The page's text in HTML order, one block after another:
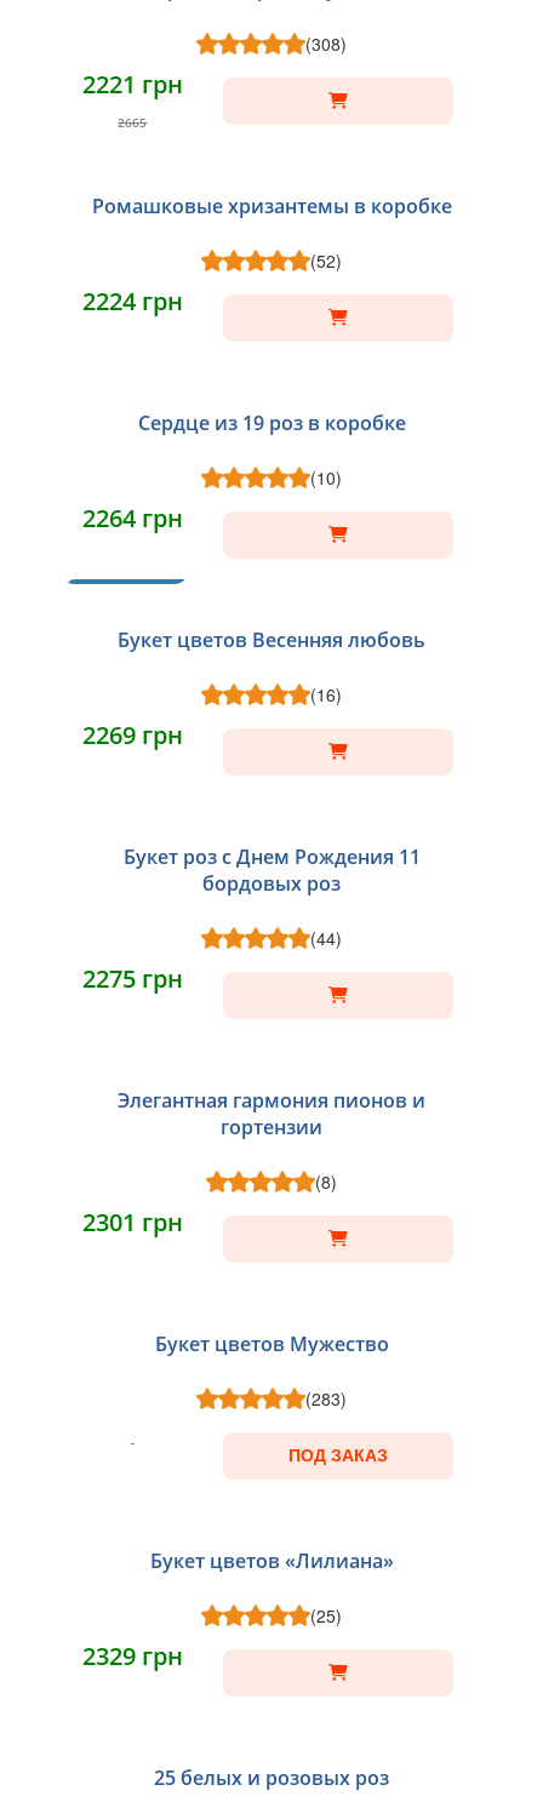
(308)
2221 грн
2665
Ромашковые хризантемы в коробке
(52)
2224 грн
Сердце из 19 роз в коробке
(10)
2264 грн
Букет цветов Весенняя любовь
(16)
2269 грн
Букет роз с Днем Рождения 11
бордовых роз
(44)
2275 грн
Элегантная гармония пионов и
гортензии
(8)
2301 грн
Букет цветов Мужество
(283)
ПОД ЗАКАЗ
Букет цветов «Лилиана»
(25)
2329 грн
25 белых и розовых роз